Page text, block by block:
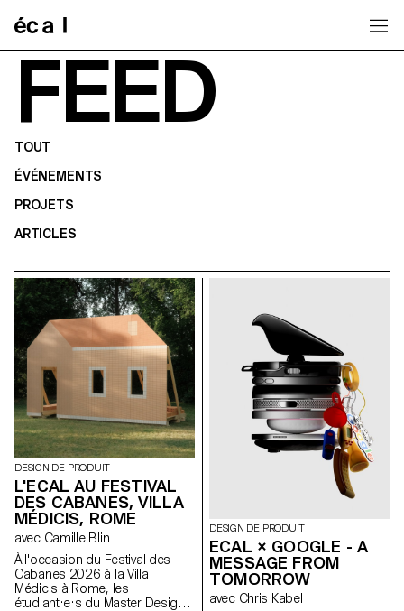
FEED
TOUT
ÉVÉNEMENTS
PROJETS
ARTICLES
DESIGN DE PRODUIT
L'ECAL AU FESTIVAL
DES CABANES, VILLA
MÉDICIS, ROME
avec Camille Blin
À l'occasion du Festival des
Cabanes 2026 à la Villa
Médicis à Rome, les
étudiant·e·s du Master Design
DESIGN DE PRODUIT
ECAL × GOOGLE - A
MESSAGE FROM
TOMORROW
avec Chris Kabel